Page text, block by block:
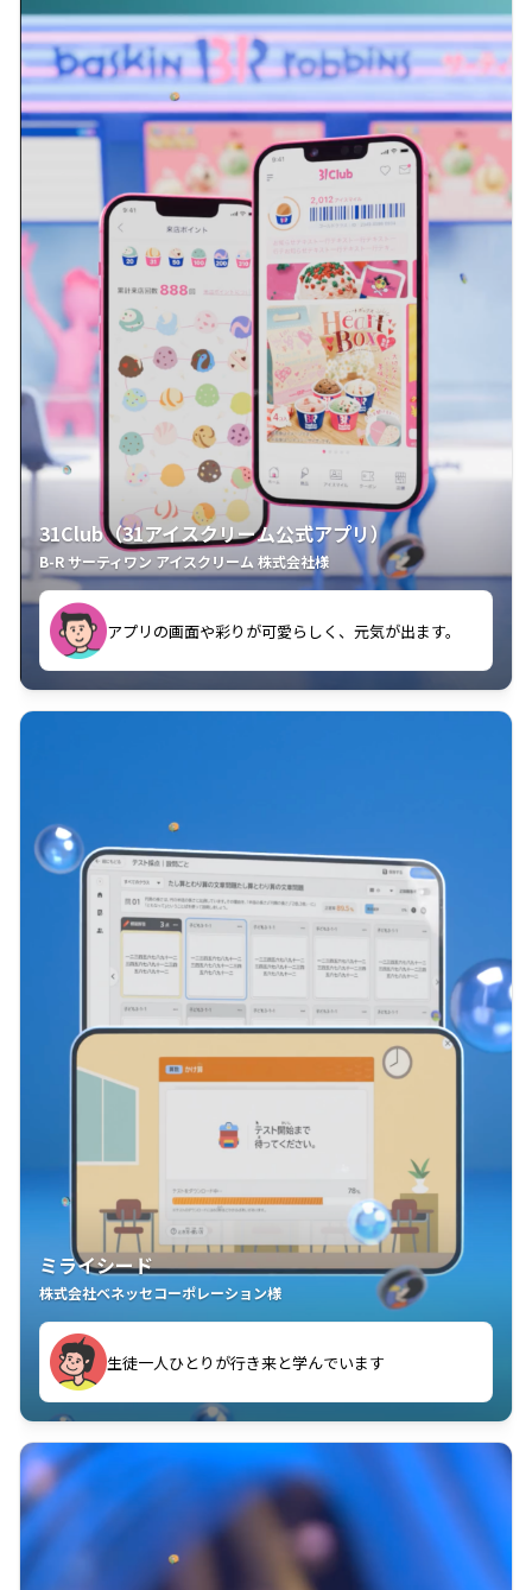
31Club（31アイスクリーム公式アプリ）
B-R サーティワン アイスクリーム 株式会社様
アプリの画面や彩りが可愛らしく、元気が出ます。
クラスごとに特典があるようなので使うのが楽しいで
す。
ミライシード
株式会社ベネッセコーポレーション様
生徒一人ひとりが行き来と学んでいます
教室中の児童生徒が「問題が解けてうれしい」「解く
ことが楽しい」を実感しています